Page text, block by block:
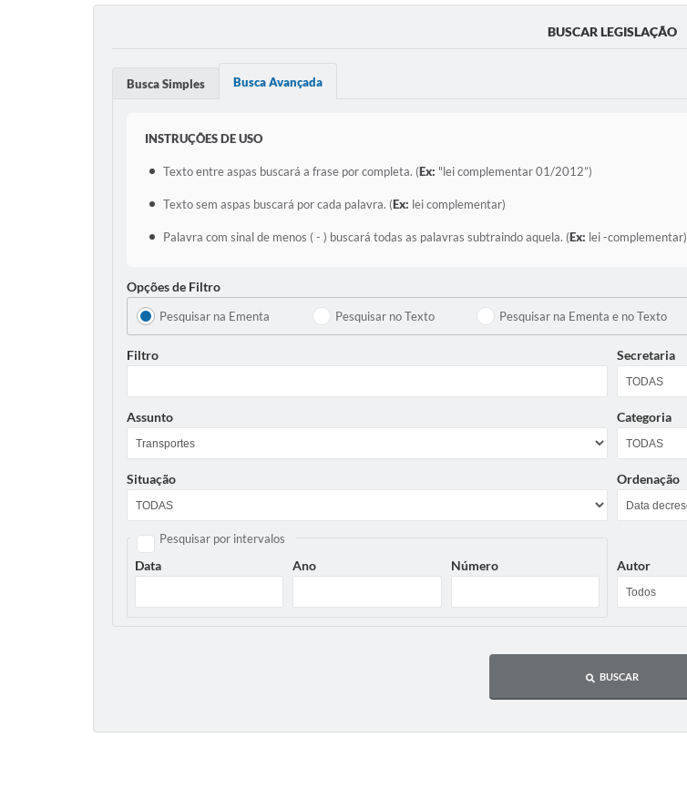
BUSCAR LEGISLAÇÃO
Busca Simples Busca Avançada
INSTRUÇÕES DE USO
Texto entre aspas buscará a frase por completa. (Ex: "lei complementar 01/2012”)
Texto sem aspas buscará por cada palavra. (Ex: lei complementar)
Palavra com sinal de menos ( - ) buscará todas as palavras subtraindo aquela. (Ex: lei -complementar)
Opções de Filtro
Pesquisar na Ementa Pesquisar no Texto Pesquisar na Ementa e no Texto
Filtro Secretaria
Assunto Categoria
Situação Ordenação
Pesquisar por intervalos
Data Ano Número Autor
BUSCAR